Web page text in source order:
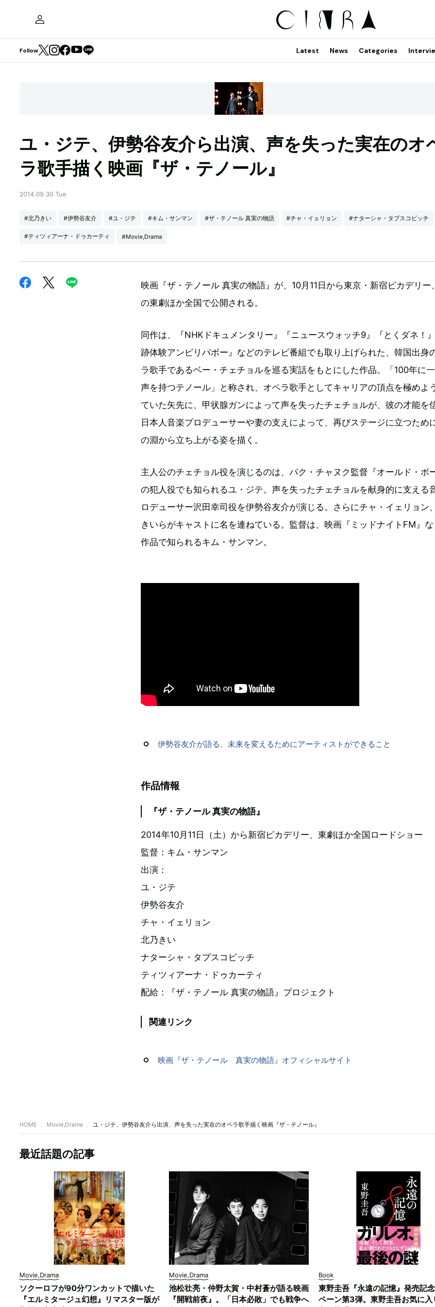
Follow Latest News Categories
ユ・ジテ、伊勢谷友介ら出演、声を失った実在のオ
ラ歌手描く映画『ザ・テノール』
2014.09.30 Tue
#北乃きい #伊勢谷友介 #ユ・ジテ #キム・サンマン #ザ・テノール 真実の物語 #チャ・イェリョン #ナターシャ・タプスコビッチ
#ティツィアーナ・ドゥカーティ #Movie,Drama
映画『ザ・テノール 真実の物語』が、10月11日から東京・新宿ピカデリー
の東劇ほか全国で公開される。
同作は、『NHKドキュメンタリー』『ニュースウォッチ9』『とくダネ！
跡体験アンビリバボー』などのテレビ番組でも取り上げられた、韓国出身
ラ歌手であるベー・チェチョルを巡る実話をもとにした作品。「100年に
声を持つテノール」と称され、オペラ歌手としてキャリアの頂点を極めよ
ていた矢先に、甲状腺ガンによって声を失ったチェチョルが、彼の才能を
日本人音楽プロデューサーや妻の支えによって、再びステージに立つため
の淵から立ち上がる姿を描く。
主人公のチェチョル役を演じるのは、パク・チャヌク監督『オールド・ボ
の犯人役でも知られるユ・ジテ。声を失ったチェチョルを献身的に支える
ロデューサー沢田幸司役を伊勢谷友介が演じる。さらにチャ・イェリョン
きいらがキャストに名を連ねている。監督は、映画『ミッドナイトFM』
作品で知られるキム・サンマン。
伊勢谷友介が語る、未来を変えるためにアーティストができること
作品情報
『ザ・テノール 真実の物語』
2014年10月11日（土）から新宿ピカデリー、東劇ほか全国ロードショー
監督：キム・サンマン
出演：
ユ・ジテ
伊勢谷友介
チャ・イェリョン
北乃きい
ナターシャ・タプスコビッチ
ティツィアーナ・ドゥカーティ
配給：『ザ・テノール 真実の物語』プロジェクト
関連リンク
映画『ザ・テノール 真実の物語』オフィシャルサイト
HOME Movie,Drama ユ・ジテ、伊勢谷友介ら出演、声を失った実在のオペラ歌手描く映画『ザ・テノール』
最近話題の記事
Movie,Drama
ソクーロフが90分ワンカットで描いた
『エルミタージュ幻想』リマスター版が
Movie,Drama
池松壮亮・仲野太賀・中村蒼が語る映画
『開戦前夜』。「日本必敗」でも戦争へ
Book
東野圭吾『永遠の記憶』発売記
ペーン第3弾。東野圭吾お気に入